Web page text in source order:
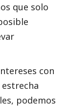
que solo
con
podemos